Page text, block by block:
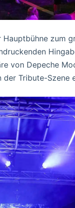
zum
von Depeche
der Tribute-Szene